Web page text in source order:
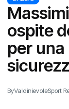
ospite
per una
ByValdinievoleSport